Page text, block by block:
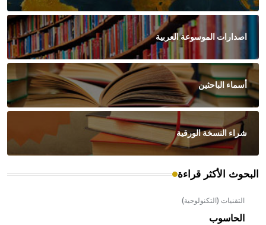
اصدارات الموسوعة العربية
أسماء الباحثين
شراء النسخة الورقية
البحوث الأكثر قراءة
التقنيات (التكنولوجية)
الحاسوب